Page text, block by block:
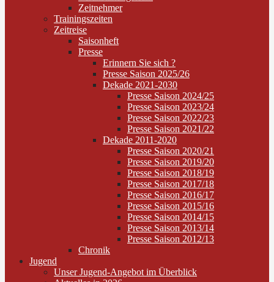
Zeitnehmer
Trainingszeiten
Zeitreise
Saisonheft
Presse
Erinnern Sie sich ?
Presse Saison 2025/26
Dekade 2021-2030
Presse Saison 2024/25
Presse Saison 2023/24
Presse Saison 2022/23
Presse Saison 2021/22
Dekade 2011-2020
Presse Saison 2020/21
Presse Saison 2019/20
Presse Saison 2018/19
Presse Saison 2017/18
Presse Saison 2016/17
Presse Saison 2015/16
Presse Saison 2014/15
Presse Saison 2013/14
Presse Saison 2012/13
Chronik
Jugend
Unser Jugend-Angebot im Überblick